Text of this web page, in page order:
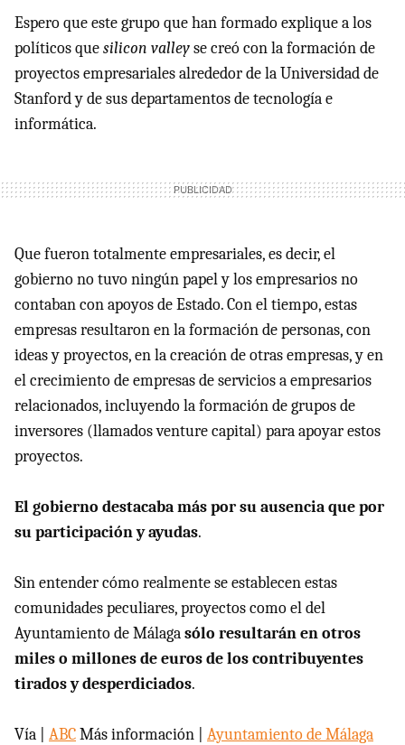
Espero que este grupo que han formado explique a los
políticos quesilicon valleyse creó con la formación de
proyectos empresariales alrededor de la Universidad de
Stanford y de sus departamentos de tecnología e
informática.
Que fueron totalmente empresariales, es decir, el
gobierno no tuvo ningún papel y los empresarios no
contaban con apoyos de Estado. Con el tiempo, estas
empresas resultaron en la formación de personas, con
ideas y proyectos, en la creación de otras empresas, y en
el crecimiento de empresas de servicios a empresarios
relacionados, incluyendo la formación de grupos de
inversores (llamados venture capital) para apoyar estos
proyectos.
El gobierno destacaba más por su ausencia que por
su participación y ayudas.
Sin entender cómo realmente se establecen estas
comunidades peculiares, proyectos como el del
Ayuntamiento de Málagasólo resultarán en otros
miles o millones de euros de los contribuyentes
tirados y desperdiciados.
Vía | ABCMás información | Ayuntamiento de Málaga